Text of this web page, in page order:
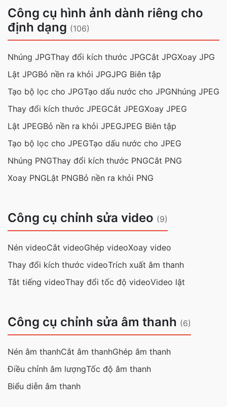
Công cụ hình ảnh dành riêng cho
định dạng (106)
Nhúng JPGThay đổi kích thước JPGCắt JPGXoay JPG
Lật JPGBỏ nền ra khỏi JPGJPG Biên tập
Tạo bộ lọc cho JPGTạo dấu nước cho JPGNhúng JPEG
Thay đổi kích thước JPEGCắt JPEGXoay JPEG
Lật JPEGBỏ nền ra khỏi JPEGJPEG Biên tập
Tạo bộ lọc cho JPEGTạo dấu nước cho JPEG
Nhúng PNGThay đổi kích thước PNGCắt PNG
Xoay PNGLật PNGBỏ nền ra khỏi PNG
Công cụ chỉnh sửa video (9)
Nén videoCắt videoGhép videoXoay video
Thay đổi kích thước videoTrích xuất âm thanh
Tắt tiếng videoThay đổi tốc độ videoVideo lật
Công cụ chỉnh sửa âm thanh (6)
Nén âm thanhCắt âm thanhGhép âm thanh
Điều chỉnh âm lượngTốc độ âm thanh
Biểu diễn âm thanh